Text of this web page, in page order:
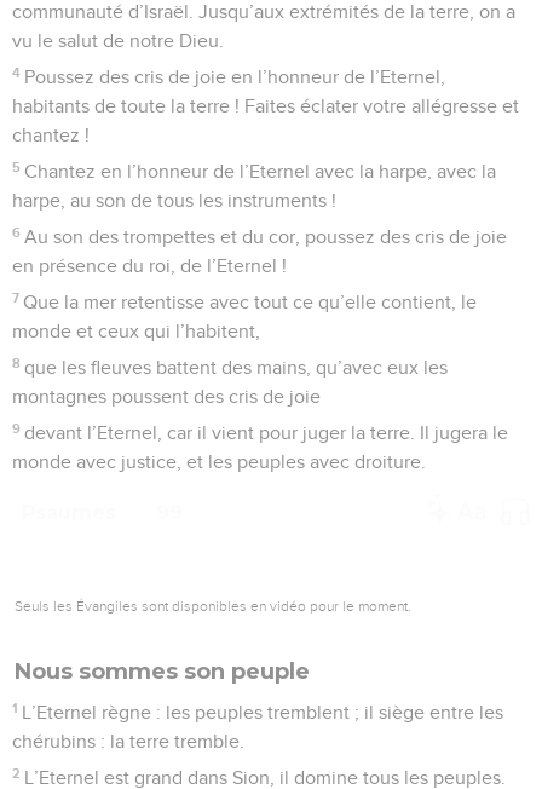
communauté d’Israël. Jusqu’aux extrémités de la terre, on a
vu le salut de notre Dieu.
4 Poussez des cris de joie en l’honneur de l’Eternel,
habitants de toute la terre ! Faites éclater votre allégresse et
chantez !
5 Chantez en l’honneur de l’Eternel avec la harpe, avec la
harpe, au son de tous les instruments !
6 Au son des trompettes et du cor, poussez des cris de joie
en présence du roi, de l’Eternel !
7 Que la mer retentisse avec tout ce qu’elle contient, le
monde et ceux qui l’habitent,
8 que les fleuves battent des mains, qu’avec eux les
montagnes poussent des cris de joie
9 devant l’Eternel, car il vient pour juger la terre. Il jugera le
monde avec justice, et les peuples avec droiture.
Seuls les Évangiles sont disponibles en vidéo pour le moment.
Nous sommes son peuple
1 L’Eternel règne : les peuples tremblent ; il siège entre les
chérubins : la terre tremble.
2 L’Eternel est grand dans Sion, il domine tous les peuples.